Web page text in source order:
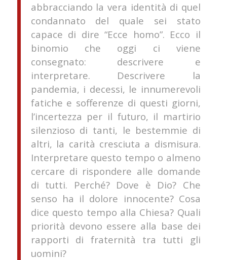
abbracciando la vera identità di quel
condannato del quale sei stato
capace di dire “Ecce homo”. Ecco il
binomio che oggi ci viene
consegnato: descrivere e
interpretare. Descrivere la
pandemia, i decessi, le innumerevoli
fatiche e sofferenze di questi giorni,
l’incertezza per il futuro, il martirio
silenzioso di tanti, le bestemmie di
altri, la carità cresciuta a dismisura.
Interpretare questo tempo o almeno
cercare di rispondere alle domande
di tutti. Perché? Dove è Dio? Che
senso ha il dolore innocente? Cosa
dice questo tempo alla Chiesa? Quali
priorità devono essere alla base dei
rapporti di fraternità tra tutti gli
uomini?